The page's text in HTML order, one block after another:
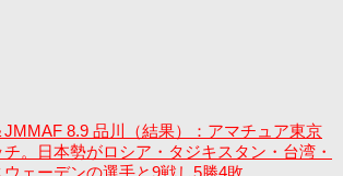
8.9 品川（結果）：アマチュア東京
。日本勢がロシア・タジキスタン・台湾・
ェーデンの選手と9戦し5勝4敗